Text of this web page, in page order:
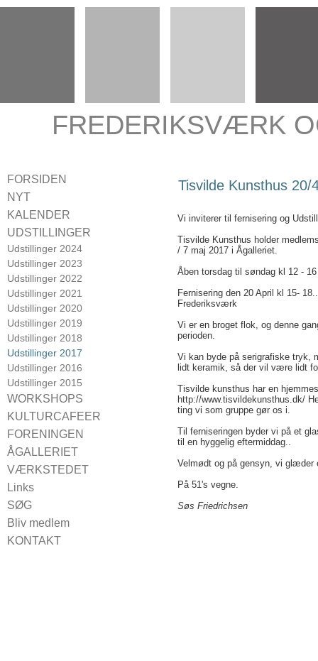
FORSIDEN
NYT
KALENDER
UDSTILLINGER
Udstillinger 2024
Udstillinger 2023
Udstillinger 2022
Udstillinger 2021
Udstillinger 2020
Udstillinger 2019
Udstillinger 2018
Udstillinger 2017
Udstillinger 2016
Udstillinger 2015
WORKSHOPS
CROQUIS
KULTURCAFEER
Kulturcaféer 2024
Kulturcaféer 2021
Kulturcaféer 2019
Kulturcaféer 2018
Kulturcaféer 2017
Kulturcaféer 2016
FORENINGEN
Bestyrelsen 2024
Vedtægter
Vagterne
ÅGALLERIET
For udstillere
VÆRKSTEDET
Booking
Links
SØG
Bliv medlem
KONTAKT
FREDERIKSVÆRK
Vi inviterer til fernisering og
Tisvilde Kunsthus holder
/ 7 maj 2017 i Ågalleriet.
Åben torsdag til søndag kl 12 - 16
Fernisering den 20 April kl 15-
Frederiksværk
Vi er en broget flok, og denne
perioden.
Vi kan byde på serigrafiske tryk,
lidt keramik, så der vil være lidt
Tisvilde kunsthus har en
http://www.tisvildekunsthus.dk/
ting vi som gruppe gør os i.
Til ferniseringen byder vi på et
til en hyggelig eftermiddag..
Velmødt og på gensyn, vi glæder
På 51's vegne.
Søs Friedrichsen
Tisvilde Kunsthus 20/